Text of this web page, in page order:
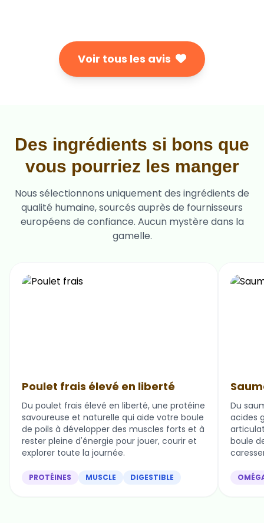
Voir tous les avis
Des ingrédients si bons que
vous pourriez les manger
Nous sélectionnons uniquement des ingrédients de
qualité humaine, sourcés auprès de fournisseurs
européens de confiance. Aucun mystère dans la
gamelle.
Poulet frais élevé en liberté
Du poulet frais élevé en liberté, une protéine
savoureuse et naturelle qui aide votre boule
de poils à développer des muscles forts et à
rester pleine d'énergie pour jouer, courir et
explorer toute la journée.
PROTÉINES MUSCLE DIGESTIBLE
Du
acides
boule